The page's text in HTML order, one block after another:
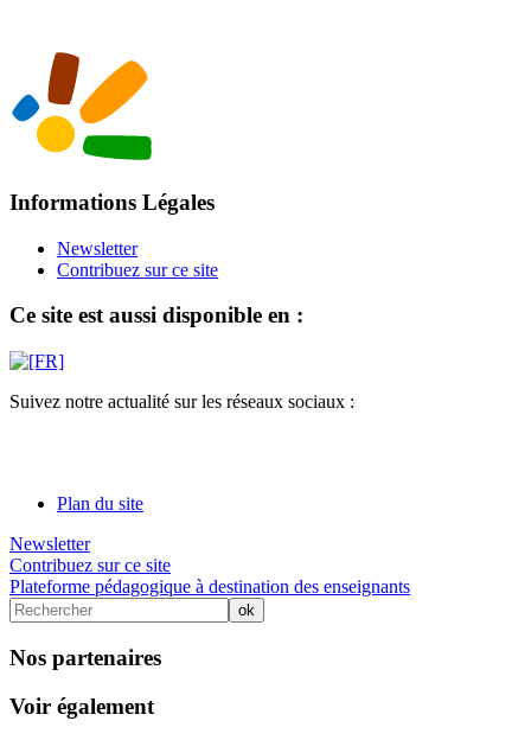
Informations Légales
Newsletter
Contribuez sur ce site
Ce site est aussi disponible en :
Suivez notre actualité sur les réseaux sociaux :
Plan du site
Newsletter
Contribuez sur ce site
Plateforme pédagogique à destination des enseignants
Nos partenaires
Voir également